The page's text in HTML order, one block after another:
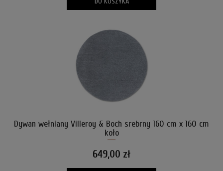
Dywan wełniany Villeroy & Boch srebrny 160 cm x 160 cm
koło
649,00 zł